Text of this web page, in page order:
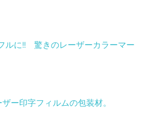
ルに!! 驚きのレーザーカラーマー
ー印字フィルムの包装材。